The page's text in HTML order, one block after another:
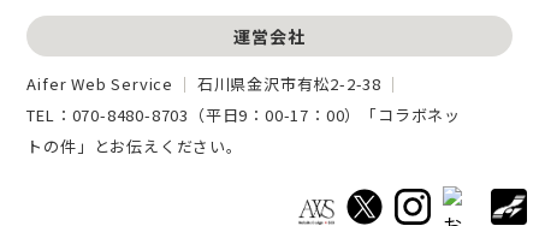
運営会社
Aifer Web Service
石川県金沢市有松2-2-38
TEL： 070-8480-8703 （平日9：00-17：00）「コラボネッ
トの件」とお伝えください。